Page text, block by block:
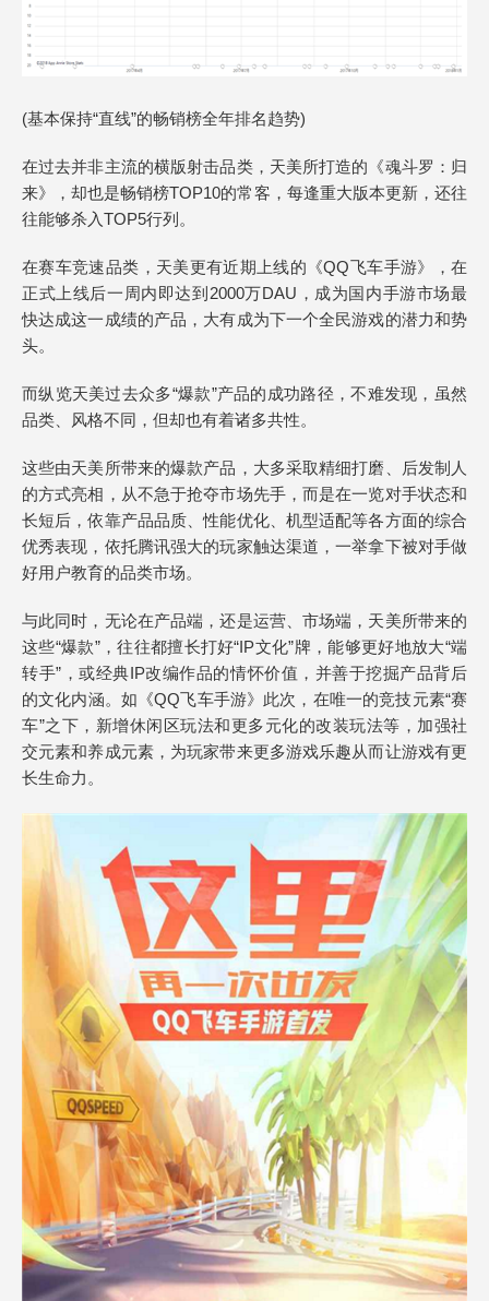
(基本保持“直线”的畅销榜全年排名趋势)
在过去并非主流的横版射击品类，天美所打造的《魂斗罗：归
来》，却也是畅销榜TOP10的常客，每逢重大版本更新，还往
往能够杀入TOP5行列。
在赛车竞速品类，天美更有近期上线的《QQ飞车手游》，在
正式上线后一周内即达到2000万DAU，成为国内手游市场最
快达成这一成绩的产品，大有成为下一个全民游戏的潜力和势
头。
而纵览天美过去众多“爆款”产品的成功路径，不难发现，虽然
品类、风格不同，但却也有着诸多共性。
这些由天美所带来的爆款产品，大多采取精细打磨、后发制人
的方式亮相，从不急于抢夺市场先手，而是在一览对手状态和
长短后，依靠产品品质、性能优化、机型适配等各方面的综合
优秀表现，依托腾讯强大的玩家触达渠道，一举拿下被对手做
好用户教育的品类市场。
与此同时，无论在产品端，还是运营、市场端，天美所带来的
这些“爆款”，往往都擅长打好“IP文化”牌，能够更好地放大“端
转手”，或经典IP改编作品的情怀价值，并善于挖掘产品背后
的文化内涵。如《QQ飞车手游》此次，在唯一的竞技元素“赛
车”之下，新增休闲区玩法和更多元化的改装玩法等，加强社
交元素和养成元素，为玩家带来更多游戏乐趣从而让游戏有更
长生命力。